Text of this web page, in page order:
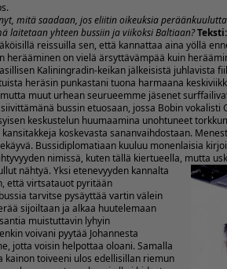
mitä saadaan, jos eliitin oikeuksia
laitetaan yhteen bussiin ja viikoksi Baltiaan?Teksti:
reissuilla sen, että kannattaa aina yöllä
herääminen on vielä ärsyttävämpää kuin
Kaliningradin-keikan jälkeisistä juhlavista
heräsin punkastani tuona harmaana
muut urhean seurueemme jäsenet
bussin etuosaan, jossa Bobin vokalisti
keskustelun huumaamina unohtuneet
koskevasta sananvaihdostaan.
Bussidiplomatiaan kuuluu monenlaisia
nimissä, kuten tällä kiertueella, mutta
nähtyä.Yksi etenevyyden kannalta
että virtsatauot pyritään
tarvitse pysäyttää vartin välein
sijoiltaan ja alkaa huutelemaan
muistuttavin lyhyin
voivani pyytää Johannesta
jotta voisin helpottaa oloani. Samalla
kainon toiveeni ulos edellisillan riemun